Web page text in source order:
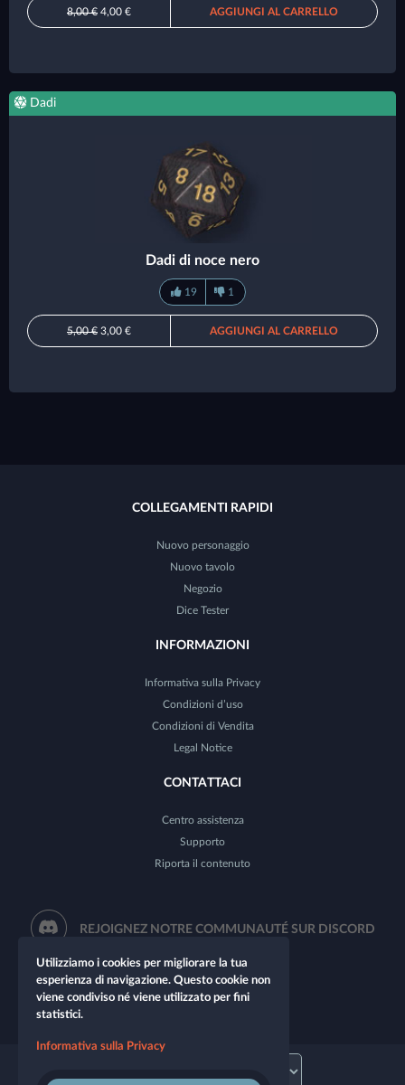
8,00 € 4,00 € AGGIUNGI AL CARRELLO
Dadi
Dadi di noce nero
19 1
5,00 € 3,00 € AGGIUNGI AL CARRELLO
COLLEGAMENTI RAPIDI
Nuovo personaggio
Nuovo tavolo
Negozio
Dice Tester
INFORMAZIONI
Informativa sulla Privacy
Condizioni d’uso
Condizioni di Vendita
Legal Notice
CONTATTACI
Centro assistenza
Supporto
Riporta il contenuto
REJOIGNEZ NOTRE COMMUNAUTÉ SUR DISCORD
Utilizziamo i cookies per migliorare la tua
esperienza di navigazione. Questo cookie non
viene condiviso né viene utilizzato per fini
statistici.
Informativa sulla Privacy